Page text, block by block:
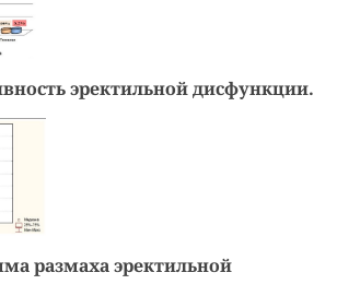
эректильной дисфункции.
размаха эректильной